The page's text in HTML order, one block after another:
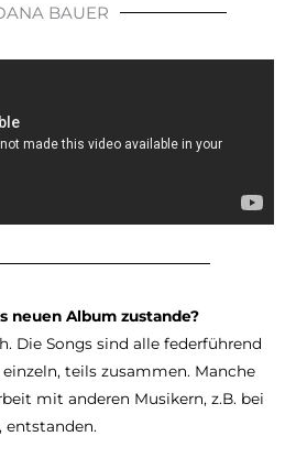
BAUER
neuen Album zustande?
Die Songs sind alle federführend
teils zusammen. Manche
mit anderen Musikern, z.B. bei
entstanden.